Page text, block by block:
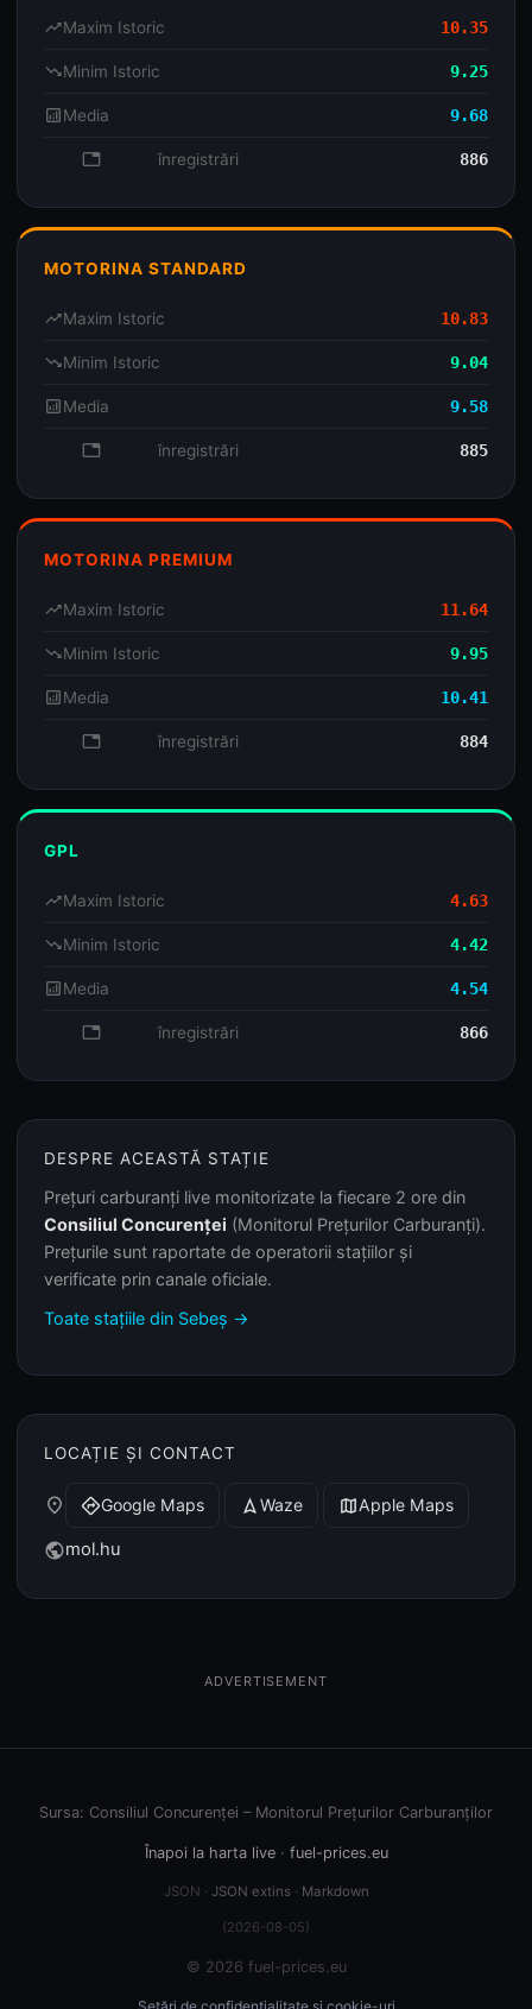
trending_upMaxim Istoric 10.35
trending_downMinim Istoric 9.25
analyticsMedia 9.68
database înregistrări 886
MOTORINA STANDARD
trending_upMaxim Istoric 10.83
trending_downMinim Istoric 9.04
analyticsMedia 9.58
database înregistrări 885
MOTORINA PREMIUM
trending_upMaxim Istoric 11.64
trending_downMinim Istoric 9.95
analyticsMedia 10.41
database înregistrări 884
GPL
trending_upMaxim Istoric 4.63
trending_downMinim Istoric 4.42
analyticsMedia 4.54
database înregistrări 866
DESPRE ACEASTĂ STAȚIE
Prețuri carburanți live monitorizate la fiecare 2 ore din
Consiliul Concurenței (Monitorul Prețurilor Carburanți).
Prețurile sunt raportate de operatorii stațiilor și
verificate prin canale oficiale.
Toate stațiile din Sebeș →
LOCAȚIE ȘI CONTACT
place directionsGoogle Maps navigation Waze mapApple Maps
publicmol.hu
ADVERTISEMENT
Sursa: Consiliul Concurenței – Monitorul Prețurilor Carburanților
Înapoi la harta live· fuel-prices.eu
JSON · JSON extins· Markdown
(2026-08-05)
© 2026 fuel-prices.eu